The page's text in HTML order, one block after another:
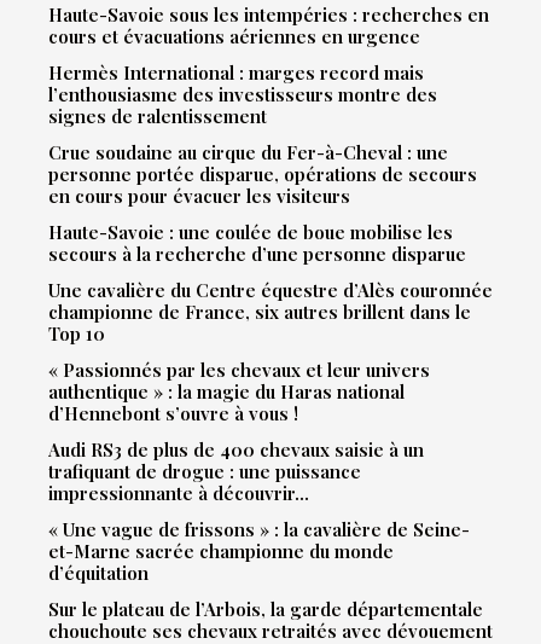
Haute-Savoie sous les intempéries : recherches en
cours et évacuations aériennes en urgence
Hermès International : marges record mais
l’enthousiasme des investisseurs montre des
signes de ralentissement
Crue soudaine au cirque du Fer-à-Cheval : une
personne portée disparue, opérations de secours
en cours pour évacuer les visiteurs
Haute-Savoie : une coulée de boue mobilise les
secours à la recherche d’une personne disparue
Une cavalière du Centre équestre d’Alès couronnée
championne de France, six autres brillent dans le
Top 10
« Passionnés par les chevaux et leur univers
authentique » : la magie du Haras national
d’Hennebont s’ouvre à vous !
Audi RS3 de plus de 400 chevaux saisie à un
trafiquant de drogue : une puissance
impressionnante à découvrir…
« Une vague de frissons » : la cavalière de Seine-
et-Marne sacrée championne du monde
d’équitation
Sur le plateau de l’Arbois, la garde départementale
chouchoute ses chevaux retraités avec dévouement